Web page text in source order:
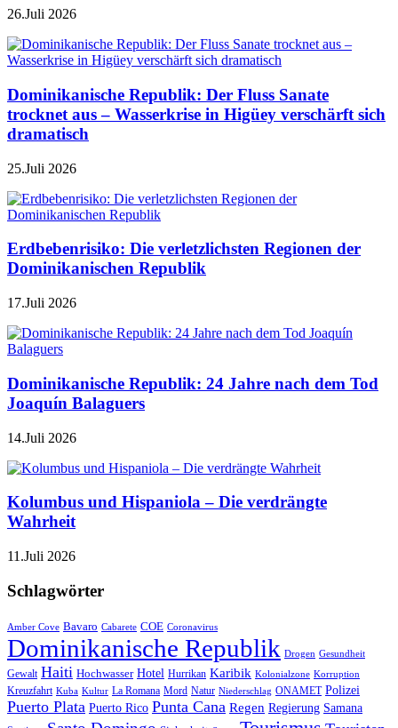
26.Juli 2026
Dominikanische Republik: Der Fluss Sanate
trocknet aus – Wasserkrise in Higüey verschärft sich
dramatisch
25.Juli 2026
Erdbebenrisiko: Die verletzlichsten Regionen der
Dominikanischen Republik
17.Juli 2026
Dominikanische Republik: 24 Jahre nach dem Tod
Joaquín Balaguers
14.Juli 2026
Kolumbus und Hispaniola – Die verdrängte
Wahrheit
11.Juli 2026
Schlagwörter
Amber Cove Bavaro Cabarete COE Coronavirus
Dominikanische Republik Drogen Gesundheit
Gewalt Haiti Hochwasser Hotel Hurrikan Karibik Kolonialzone Korruption
Kreuzfahrt Kuba Kultur La Romana Mord Natur Niederschlag ONAMET Polizei
Puerto Plata Puerto Rico Punta Cana Regen Regierung Samana